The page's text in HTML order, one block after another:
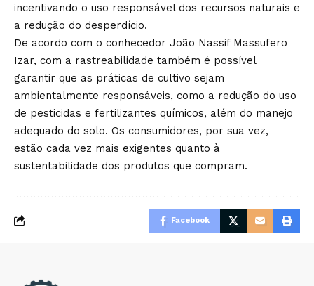
incentivando o uso responsável dos recursos naturais e
a redução do desperdício.
De acordo com o conhecedor João Nassif Massufero
Izar, com a rastreabilidade também é possível
garantir que as práticas de cultivo sejam
ambientalmente responsáveis, como a redução do uso
de pesticidas e fertilizantes químicos, além do manejo
adequado do solo. Os consumidores, por sua vez,
estão cada vez mais exigentes quanto à
sustentabilidade dos produtos que compram.
Facebook